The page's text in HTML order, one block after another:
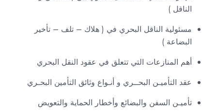
الناقل )
مسئولية الناقل البحري في ( هلاك – تلف – تأخير
البضاعة )
أهم المنازعات التي تتعلق في عقود النقل البحري
عقد التأميـن البحــري و أنـواع وثائق التأمين البحـري
تأميـن السفن والبضائع وأخطار الحماية والتعويض